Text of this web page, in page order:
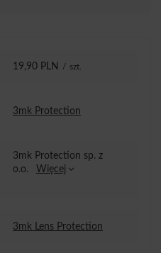
19,90 PLN / szt.
3mk Protection
3mk Protection sp. z
o.o.
Więcej
3mk Lens Protection